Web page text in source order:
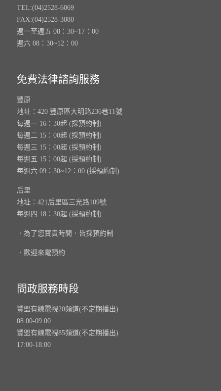
TEL:(04)2528-6069
FAX:(04)2528-3080
週一至週五 08：30~17：00
週六 08：30~12：00
免費法律諮詢服務
豐原
地址：420 豐原區大明路236巷11號
每週一 16：30起 (採預約制)
每週二 15：00起 (採預約制)
每週三 15：00起 (採預約制)
每週五 15：00起 (採預約制)
每週六 09：30~12：00 (採預約制)
后里
地址：421后里區三光路109號
每週四 18：30起 (採預約制)
．為了您寶貴時間．皆採預約制
．歡迎來電預約
問政服務時段
豐盟有線電視20頻道(不定期播出)
08:00-09:00
豐盟有線電視85頻道(不定期播出)
17:00-18:00